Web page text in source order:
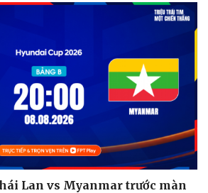
Lan vs Myanmar trước màn